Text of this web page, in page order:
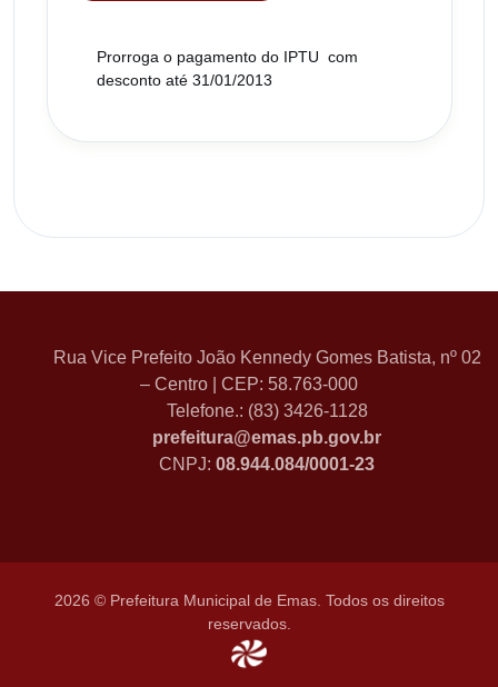
Prorroga o pagamento do IPTU com
desconto até 31/01/2013
Rua Vice Prefeito João Kennedy Gomes Batista, nº 02
– Centro | CEP: 58.763-000
Telefone.: (83) 3426-1128
prefeitura@emas.pb.gov.br
CNPJ: 08.944.084/0001-23
2026 © Prefeitura Municipal de Emas. Todos os direitos
reservados.